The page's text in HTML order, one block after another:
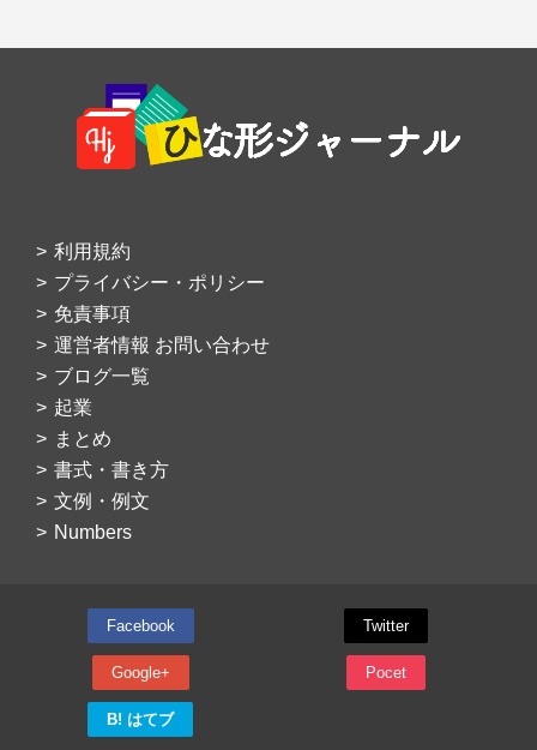
Footer
利用規約
プライバシー・ポリシー
免責事項
運営者情報 お問い合わせ
ブログ一覧
起業
まとめ
書式・書き方
文例・例文
Numbers
Facebook Twitter
Google+ Pocet
B! はてブ